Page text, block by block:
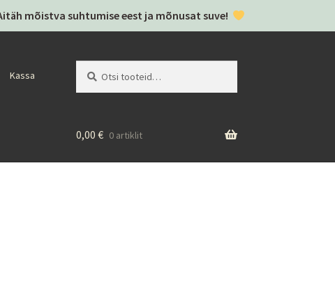
mõistva suhtumise eest ja mõnusat suve!
Kassa
0,00 € 0 artiklit